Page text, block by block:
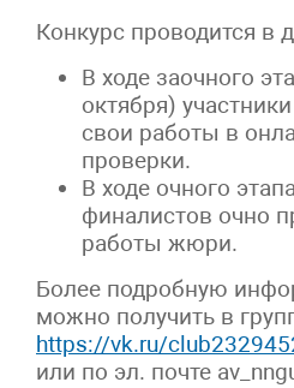
Конкурс проводится в
В ходе заочного
октября)
свои работы в
проверки.
В ходе очного
финалистов очно
работы жюри.
Более подробную
можно получить в
https://vk.ru/
или по эл. почте